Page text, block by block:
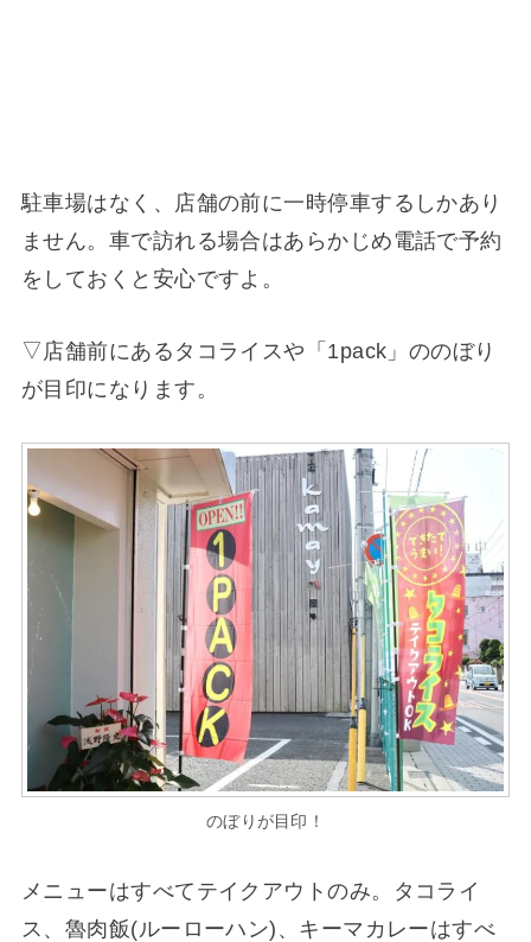
駐車場はなく、店舗の前に一時停車するしかあり
ません。車で訪れる場合はあらかじめ電話で予約
をしておくと安心ですよ。
▽店舗前にあるタコライスや「1pack」ののぼり
が目印になります。
のぼりが目印！
メニューはすべてテイクアウトのみ。タコライ
ス、魯肉飯(ルーローハン)、キーマカレーはすべ